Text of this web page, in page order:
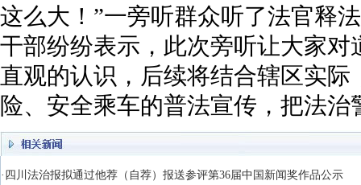
这么大！”一旁听群众听了法官释
干部纷纷表示，此次旁听让大家
直观的认识，后续将结合辖区实际
险、安全乘车的普法宣传，把法
·四川法治报拟通过他荐（自荐）报送参评第36届中国新闻奖作品公示